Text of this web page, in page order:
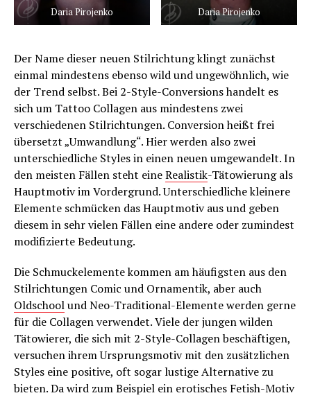
Daria Pirojenko Daria Pirojenko
Der Name dieser neuen Stilrichtung klingt zunächst
einmal mindestens ebenso wild und ungewöhnlich, wie
der Trend selbst. Bei 2-Style-Conversions handelt es
sich um Tattoo Collagen aus mindestens zwei
verschiedenen Stilrichtungen. Conversion heißt frei
übersetzt „Umwandlung“. Hier werden also zwei
unterschiedliche Styles in einen neuen umgewandelt. In
den meisten Fällen steht eineRealistik-Tätowierung als
Hauptmotiv im Vordergrund. Unterschiedliche kleinere
Elemente schmücken das Hauptmotiv aus und geben
diesem in sehr vielen Fällen eine andere oder zumindest
modifizierte Bedeutung.
Die Schmuckelemente kommen am häufigsten aus den
Stilrichtungen Comic und Ornamentik, aber auch
Oldschoolund Neo-Traditional-Elemente werden gerne
für die Collagen verwendet. Viele der jungen wilden
Tätowierer, die sich mit 2-Style-Collagen beschäftigen,
versuchen ihrem Ursprungsmotiv mit den zusätzlichen
Styles eine positive, oft sogar lustige Alternative zu
bieten. Da wird zum Beispiel ein erotisches Fetish-Motiv